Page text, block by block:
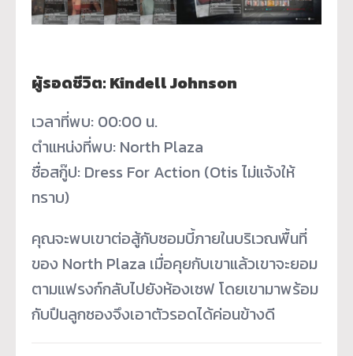
ผู้รอดชีวิต: Kindell Johnson
เวลาที่พบ: 00:00 น.
ตำแหน่งที่พบ: North Plaza
ชื่อสกู๊ป: Dress For Action (Otis ไม่แจ้งให้
ทราบ)
คุณจะพบเขาต่อสู้กับซอมบี้ภายในบริเวณพื้นที่
ของ North Plaza เมื่อคุยกับเขาแล้วเขาจะยอม
ตามแฟรงก์กลับไปยังห้องเซฟ โดยเขามาพร้อม
กับปืนลูกซองจึงเอาตัวรอดได้ค่อนข้างดี